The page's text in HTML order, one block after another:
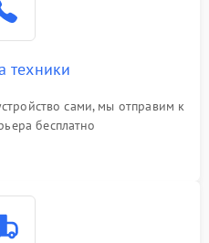
техники
сами, мы отправим к
бесплатно